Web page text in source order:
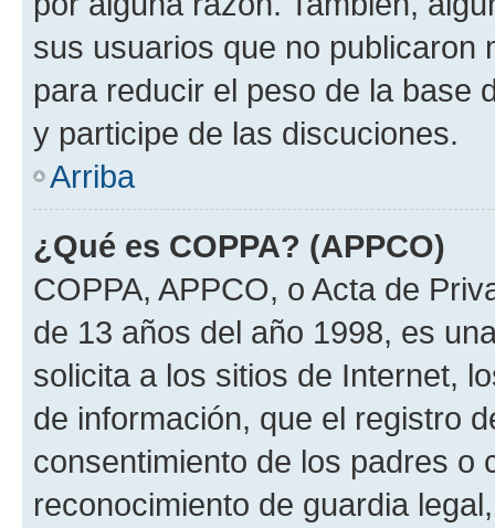
sus usuarios que no publicaron
para reducir el peso de la base
y participe de las discuciones.
Arriba
¿Qué es COPPA? (APPCO)
COPPA, APPCO, o Acta de
de 13 años del año 1998, es
solicita a los sitios de Internet,
de información, que el registro
consentimiento de los padres o
reconocimiento de guardia